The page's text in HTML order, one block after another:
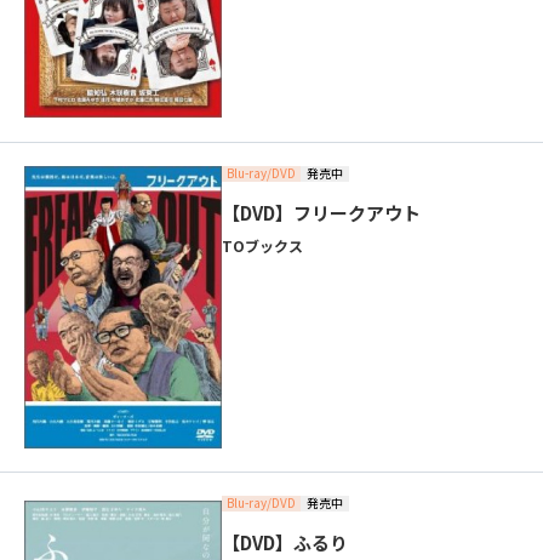
Blu-ray/DVD 発売中
【DVD】フリークアウト
TOブックス
Blu-ray/DVD 発売中
【DVD】ふるり